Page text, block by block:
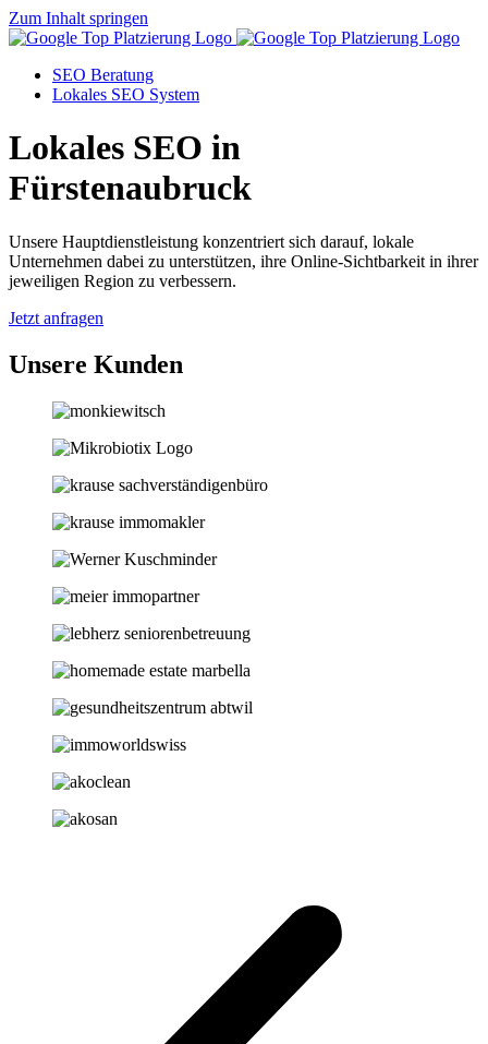
Zum Inhalt springen
SEO Beratung
Lokales SEO System
Lokales SEO in
Fürstenaubruck
Unsere Hauptdienstleistung konzentriert sich darauf, lokale
Unternehmen dabei zu unterstützen, ihre Online-Sichtbarkeit in ihrer
jeweiligen Region zu verbessern.
Jetzt anfragen
Unsere Kunden